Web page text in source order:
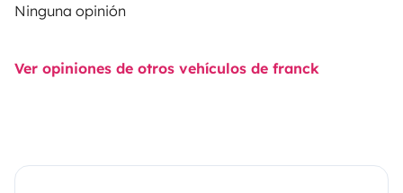
Ninguna opinión
Ver opiniones de otros vehículos de franck